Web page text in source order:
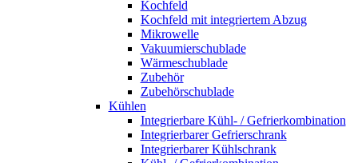
Kochfeld
Kochfeld mit integriertem Abzug
Mikrowelle
Vakuumierschublade
Wärmeschublade
Zubehör
Zubehörschublade
Kühlen
Integrierbare Kühl- / Gefrierkombination
Integrierbarer Gefrierschrank
Integrierbarer Kühlschrank